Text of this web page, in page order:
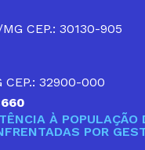
CEP.: 30130-905
32900-000
À POPULAÇÃO
POR